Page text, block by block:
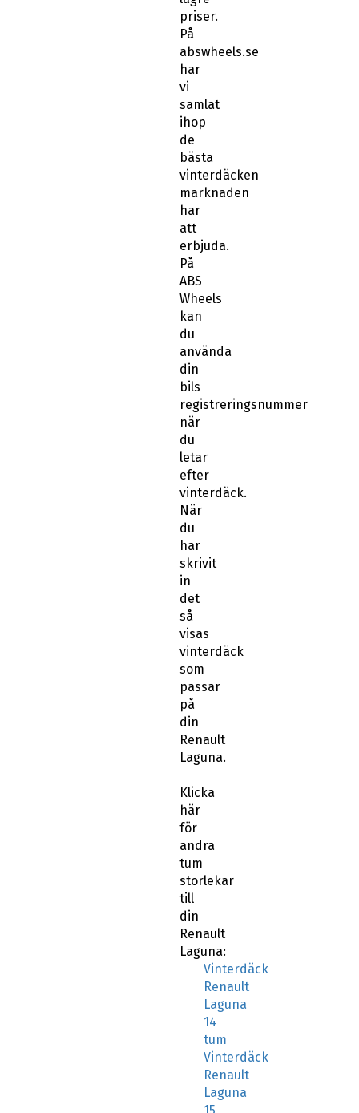
priser.
På
abswheels.se
har
vi
samlat
ihop
de
bästa
vinterdäcken
marknaden
har
att
erbjuda.
På
ABS
Wheels
kan
du
använda
din
bils
registreringsnummer
när
du
letar
efter
vinterdäck.
När
du
har
skrivit
in
det
så
visas
vinterdäck
som
passar
på
din
Renault
Laguna.
Klicka
här
för
andra
tum
storlekar
till
din
Renault
Laguna:
Vinterdäck
Renault
Laguna
14
tum
Vinterdäck
Renault
Laguna
15